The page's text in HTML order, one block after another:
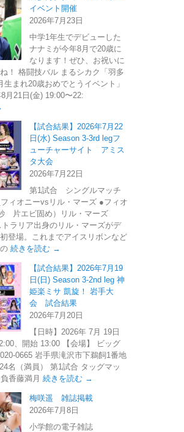
イベント開催
2026年7月23日
中学1年生でデビューした
ナナミが今年8月で20歳に
なります！ぜひ、お祝いに
！ 格闘技バル まるシカク「羽多
まれ20歳おめでとうイベント」
月21日(金) 19:00〜22:
【試合結果】2026年7月22
日(水) Season 3-3rd legフ
ューチャーサイト アミス
タ大会
2026年7月22日
第1試合 シングルマッチ
ィオニーvsリル・マーズ ●フィオ
片エビ固め）リル・マーズ
ラリア出身のリル・マーズがデ
登場。これまでアイスリボンなど
続きを読む →
【試合結果】2026年7月19
日(日) Season 3-2nd leg 神
姫楽ミサ 凱旋！ 岩手大
会 試合結果
2026年7月20日
【日時】2026年 7月 19日
、開始 13:00 【会場】 ビッグ
0665 岩手県滝沢市下鵜飼1番地
名（満員） 第1試合 タッグマッ
香藤満月 続きを読む →
梅咲遥 雑誌掲載
2026年7月8日
小学館の電子雑誌